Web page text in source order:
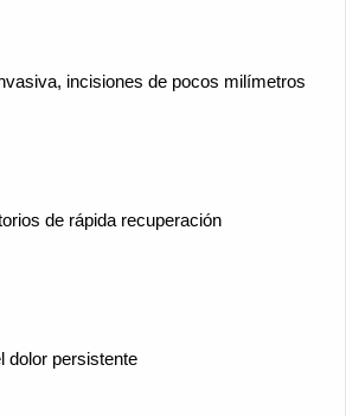
incisiones de pocos milímetros
de rápida recuperación
dolor persistente